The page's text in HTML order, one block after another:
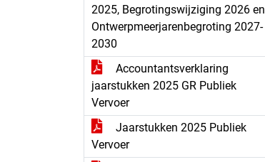
2025, Begrotingswijziging 2026 en
Ontwerpmeerjarenbegroting 2027-
2030
Accountantsverklaring
jaarstukken 2025 GR Publiek
Vervoer
Jaarstukken 2025 Publiek
Vervoer